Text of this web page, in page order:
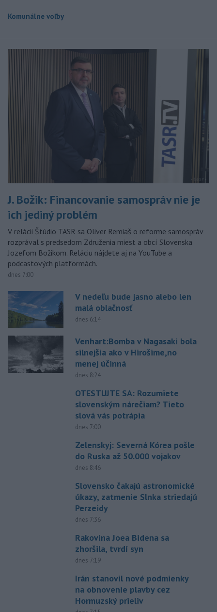
Komunálne voľby
J. Božik: Financovanie samospráv nie je
ich jediný problém
V relácii Štúdio TASR sa Oliver Remiaš o reforme samospráv
rozprával s predsedom Združenia miest a obcí Slovenska
Jozefom Božikom. Reláciu nájdete aj na YouTube a
podcastových platformách.
dnes 7:00
V nedeľu bude jasno alebo len
malá oblačnosť
dnes 6:14
Venhart:Bomba v Nagasaki bola
silnejšia ako v Hirošime,no
menej účinná
dnes 8:24
OTESTUJTE SA: Rozumiete
slovenským nárečiam? Tieto
slová vás potrápia
dnes 7:00
Zelenskyj: Severná Kórea pošle
do Ruska až 50.000 vojakov
dnes 8:46
Slovensko čakajú astronomické
úkazy, zatmenie Slnka striedajú
Perzeidy
dnes 7:36
Rakovina Joea Bidena sa
zhoršila, tvrdí syn
dnes 7:19
Irán stanovil nové podmienky
na obnovenie plavby cez
Hormuzský prieliv